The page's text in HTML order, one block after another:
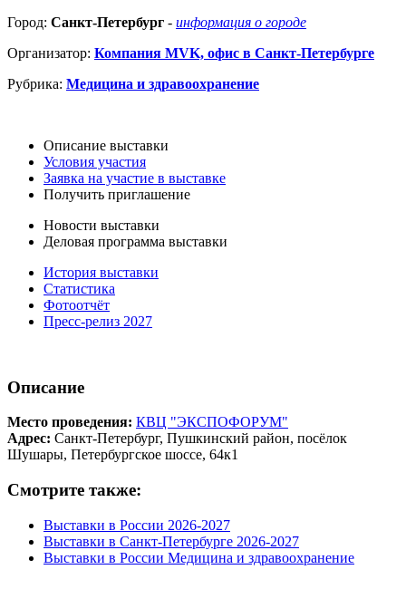
Город: Санкт-Петербург - информация о городе
Организатор: Компания MVK, офис в Санкт-Петербурге
Рубрика: Медицина и здравоохранение
Описание выставки
Условия участия
Заявка на участие в выставке
Получить приглашение
Новости выставки
Деловая программа выставки
История выставки
Статистика
Фотоотчёт
Пресс-релиз 2027
Описание
Место проведения: КВЦ "ЭКСПОФОРУМ"
Адрес: Санкт-Петербург, Пушкинский район, посёлок
Шушары, Петербургское шоссе, 64к1
Смотрите также:
Выставки в России 2026-2027
Выставки в Санкт-Петербурге 2026-2027
Выставки в России Медицина и здравоохранение